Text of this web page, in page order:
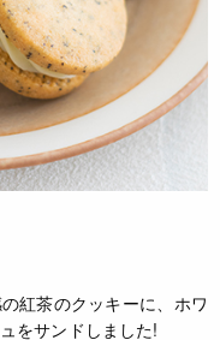
紅茶のクッキーに、ホワ
をサンドしました!